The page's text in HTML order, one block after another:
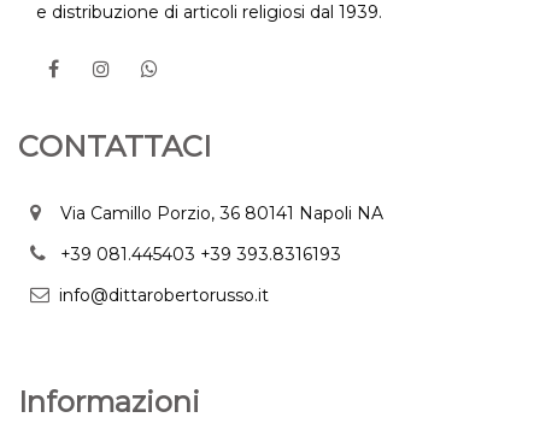
e distribuzione di articoli religiosi dal 1939.
CONTATTACI
Via Camillo Porzio, 36 80141 Napoli NA
+39 081.445403 +39 393.8316193
info@dittarobertorusso.it
Informazioni